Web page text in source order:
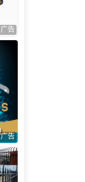
广告
广告